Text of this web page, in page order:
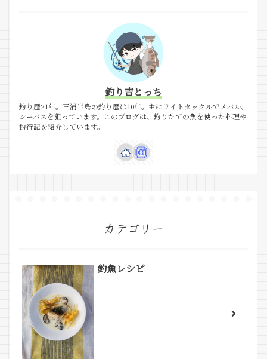
釣り吉とっち
釣り歴21年。三浦半島の釣り歴は10年。主にライトタックルでメバル、
シーバスを狙っています。このブログは、釣りたての魚を使った料理や
釣行記を紹介しています。
カテゴリー
釣魚レシピ